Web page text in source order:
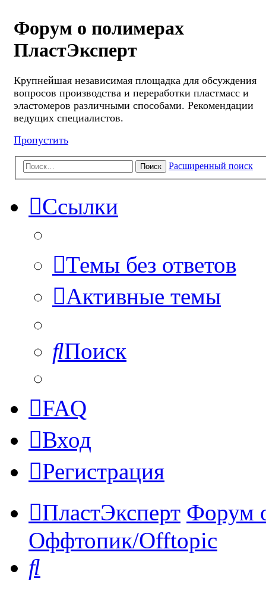
Форум о полимерах
ПластЭксперт
Крупнейшая независимая площадка для обсуждения
вопросов производства и переработки пластмасс и
эластомеров различными способами. Рекомендации
ведущих специалистов.
Пропустить
Поиск Расширенный поиск
Ссылки
Темы без ответов
Активные темы
Поиск
FAQ
Вход
Регистрация
ПластЭксперт Форум
Оффтопик/Offtopic